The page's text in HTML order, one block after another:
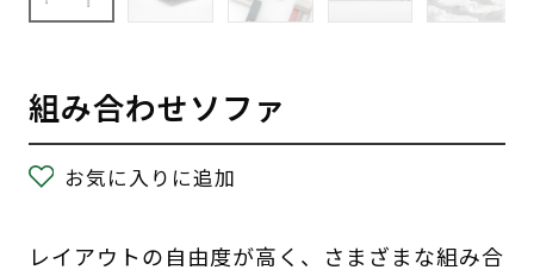
組み合わせソファ
お気に入りに追加
レイアウトの自由度が高く、さまざまな組み合